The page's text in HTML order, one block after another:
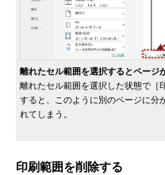
離れたセル範囲を選択するとページ
離れたセル範囲を選択した状態で［
すると、このように別のページに分
れてしまう。
印刷範囲を削除する